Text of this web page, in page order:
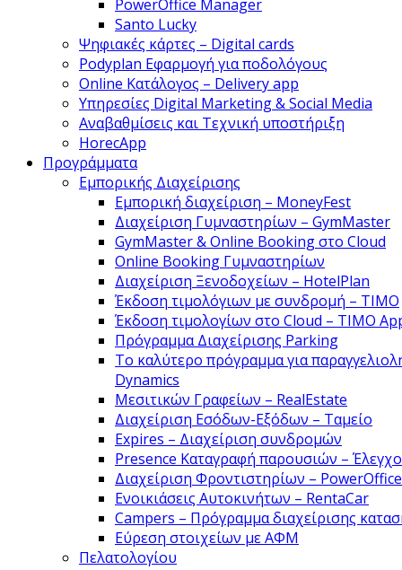
PowerOffice Manager
Santo Lucky
Ψηφιακές κάρτες – Digital cards
Podyplan Εφαρμογή για ποδολόγους
Online Κατάλογος – Delivery app
Υπηρεσίες Digital Marketing & Social Media
Αναβαθμίσεις και Τεχνική υποστήριξη
HorecApp
Προγράμματα
Εμπορικής Διαχείρισης
Εμπορική διαχείριση – MoneyFest
Διαχείριση Γυμναστηρίων – GymMaster
GymMaster & Online Booking στο Cloud
Online Booking Γυμναστηρίων
Διαχείριση Ξενοδοχείων – HotelPlan
Έκδοση τιμολόγιων με συνδρομή – ΤΙΜΟ
Έκδοση τιμολογίων στο Cloud – TIMO
Πρόγραμμα Διαχείρισης Parking
Το καλύτερο πρόγραμμα για
Dynamics
Μεσιτικών Γραφείων – RealEstate
Διαχείριση Εσόδων-Εξόδων – Ταμείο
Expires – Διαχείριση συνδρομών
Presence Καταγραφή παρουσιών –
Διαχείριση Φροντιστηρίων – PowerOffice
Ενοικιάσεις Αυτοκινήτων – RentaCar
Campers – Πρόγραμμα διαχείρισης
Εύρεση στοιχείων με ΑΦΜ
Πελατολογίου